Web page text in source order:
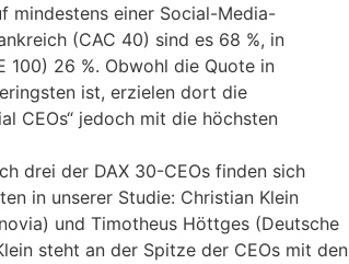
mindestens einer Social-Media-
(CAC 40) sind es 68 %, in
100) 26 %. Obwohl die Quote in
ist, erzielen dort die
CEOs“ jedoch mit die höchsten
drei der DAX 30-CEOs finden sich
in unserer Studie: Christian Klein
und Timotheus Höttges (Deutsche
steht an der Spitze der CEOs mit den